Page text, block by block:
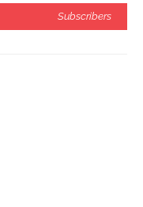
Subscribers